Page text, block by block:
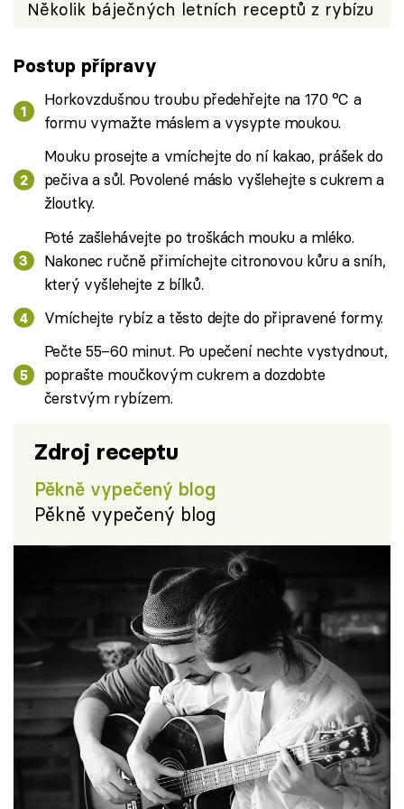
Několik báječných letních receptů z rybízu
Postup přípravy
Horkovzdušnou troubu předehřejte na 170 °C a
formu vymažte máslem a vysypte moukou.
Mouku prosejte a vmíchejte do ní kakao, prášek do
pečiva a sůl. Povolené máslo vyšlehejte s cukrem a
žloutky.
Poté zašlehávejte po troškách mouku a mléko.
Nakonec ručně přimíchejte citronovou kůru a sníh,
který vyšlehejte z bílků.
Vmíchejte rybíz a těsto dejte do připravené formy.
Pečte 55–60 minut. Po upečení nechte vystydnout,
poprašte moučkovým cukrem a dozdobte
čerstvým rybízem.
Zdroj receptu
Pěkně vypečený blog
Pěkně vypečený blog